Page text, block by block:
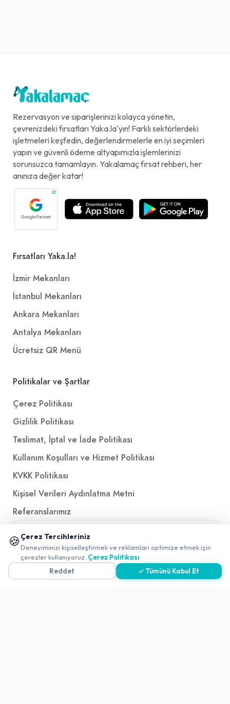
Rezervasyon ve siparişlerinizi kolayca yönetin,
çevrenizdeki fırsatları Yaka.la'yın! Farklı sektörlerdeki
işletmeleri keşfedin, değerlendirmelerle en iyi seçimleri
yapın ve güvenli ödeme altyapımızla işlemlerinizi
sorunsuzca tamamlayın. Yakalamaç fırsat rehberi, her
anınıza değer katar!
Fırsatları Yaka.la!
İzmir Mekanları
İstanbul Mekanları
Ankara Mekanları
Antalya Mekanları
Ücretsiz QR Menü
Politikalar ve Şartlar
Çerez Politikası
Gizlilik Politikası
Teslimat, İptal ve İade Politikası
Kullanım Koşulları ve Hizmet Politikası
KVKK Politikası
Kişisel Verileri Aydınlatma Metni
Referanslarımız
İletişim
E-Postailetisim@yakalamac.com.tr
Dokuz Eylül Üniversitesi Teknoparkı Adatepe Mah.
🍪 Çerez Tercihleriniz
Deneyiminizi kişiselleştirmek ve reklamları optimize etmek için
çerezler kullanıyoruz. Çerez Politikası
Reddet
✓ Tümünü Kabul Et
📱 Mobil uygulamamızı keşfedin!
✖